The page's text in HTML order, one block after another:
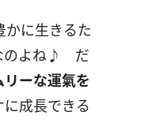
かに生きるた
のよね♪ だ
ーな運氣を
成長できる